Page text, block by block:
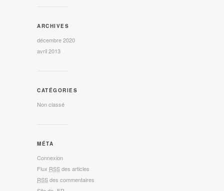
ARCHIVES
décembre 2020
avril 2013
CATÉGORIES
Non classé
MÉTA
Connexion
Flux RSSdes articles
RSSdes commentaires